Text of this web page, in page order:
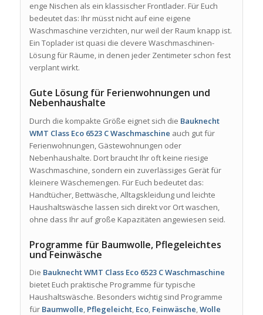
enge Nischen als ein klassischer Frontlader. Für Euch
bedeutet das: Ihr müsst nicht auf eine eigene
Waschmaschine verzichten, nur weil der Raum knapp ist.
Ein Toplader ist quasi die clevere Waschmaschinen-
Lösung für Räume, in denen jeder Zentimeter schon fest
verplant wirkt.
Gute Lösung für Ferienwohnungen und
Nebenhaushalte
Durch die kompakte Größe eignet sich die Bauknecht
WMT Class Eco 6523 C Waschmaschine auch gut für
Ferienwohnungen, Gästewohnungen oder
Nebenhaushalte. Dort braucht Ihr oft keine riesige
Waschmaschine, sondern ein zuverlässiges Gerät für
kleinere Wäschemengen. Für Euch bedeutet das:
Handtücher, Bettwäsche, Alltagskleidung und leichte
Haushaltswäsche lassen sich direkt vor Ort waschen,
ohne dass Ihr auf große Kapazitäten angewiesen seid.
Programme für Baumwolle, Pflegeleichtes
und Feinwäsche
Die Bauknecht WMT Class Eco 6523 C Waschmaschine
bietet Euch praktische Programme für typische
Haushaltswäsche. Besonders wichtig sind Programme
für Baumwolle Pflegeleicht, Eco, Feinwäsche Wolle